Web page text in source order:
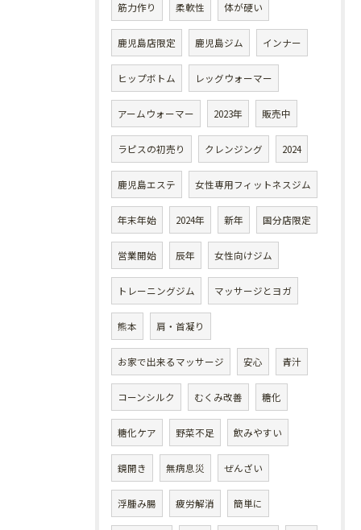
筋力作り 柔軟性 体が硬い
鹿児島店限定 鹿児島ジム インナー
ヒップボトム レッグウォーマー
アームウォーマー 2023年 販売中
ラピスの初売り クレンジング 2024
鹿児島エステ 女性専用フィットネスジム
年末年始 2024年 新年 国分店限定
営業開始 辰年 女性向けジム
トレーニングジム マッサージとヨガ
熊本 肩・首凝り
お家で出来るマッサージ 安心 青汁
コーンシルク むくみ改善 糖化
糖化ケア 野菜不足 飲みやすい
鏡開き 無病息災 ぜんざい
浮腫み腸 疲労解消 簡単に